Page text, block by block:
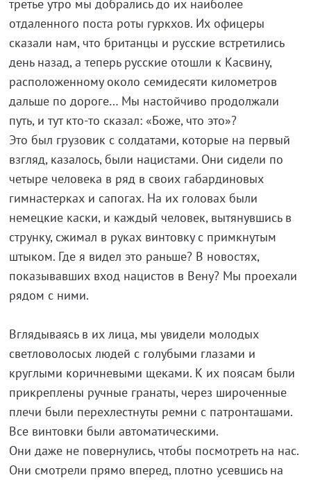
третье утро мы добрались до их наиболее
отдаленного поста роты гуркхов. Их офицеры
сказали нам, что британцы и русские встретились
день назад, а теперь русские отошли к Касвину,
расположенному около семидесяти километров
дальше по дороге… Мы настойчиво продолжали
путь, и тут кто-то сказал: «Боже, что это»?
Это был грузовик с солдатами, которые на первый
взгляд, казалось, были нацистами. Они сидели по
четыре человека в ряд в своих габардиновых
гимнастерках и сапогах. На их головах были
немецкие каски, и каждый человек, вытянувшись в
струнку, сжимал в руках винтовку с примкнутым
штыком. Где я видел это раньше? В новостях,
показывавших вход нацистов в Вену? Мы проехали
рядом с ними.
Вглядываясь в их лица, мы увидели молодых
светловолосых людей с голубыми глазами и
круглыми коричневыми щеками. К их поясам были
прикреплены ручные гранаты, через широченные
плечи были перехлестнуты ремни с патронташами.
Все винтовки были автоматическими.
Они даже не повернулись, чтобы посмотреть на нас.
Они смотрели прямо вперед, плотно усевшись на